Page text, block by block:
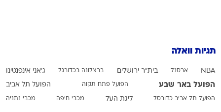
תגיות וואלה
NBA ארסנל בית"ר ירושלים ברצלונה בכדורגל ג'אני אינפנטינו
הפועל באר שבע הפועל פתח תקוה הפועל תל אביב
הפועל תל אביב כדורסל ליגת העל מכבי חיפה מכבי נתניה